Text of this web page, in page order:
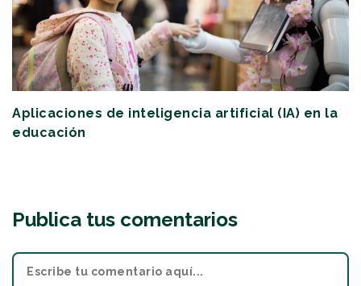
Aplicaciones de inteligencia artificial (IA) en la
educación
Publica tus comentarios